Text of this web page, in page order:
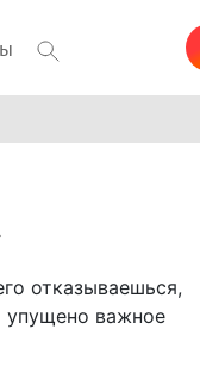
отказываешься,
упущено важное